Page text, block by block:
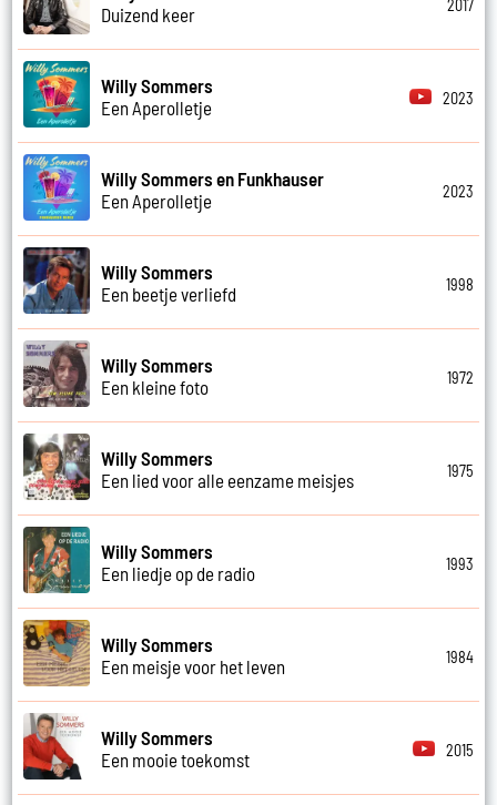
Duizend keer
2017
Willy Sommers
Een Aperolletje
2023
Willy Sommers en Funkhauser
Een Aperolletje
2023
Willy Sommers
Een beetje verliefd
1998
Willy Sommers
Een kleine foto
1972
Willy Sommers
Een lied voor alle eenzame meisjes
1975
Willy Sommers
Een liedje op de radio
1993
Willy Sommers
Een meisje voor het leven
1984
Willy Sommers
Een mooie toekomst
2015